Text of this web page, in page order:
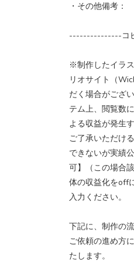
・その他備考：
---------------コ
※制作したイラ
リオサイト（
だく場合がござ
テム上、閲覧数
よる収益が発生
ご了承いただけ
できないが実績
可】（この場合
体の収益化をoff
入力ください。
下記に、制作の
ご依頼の進め方
たします。